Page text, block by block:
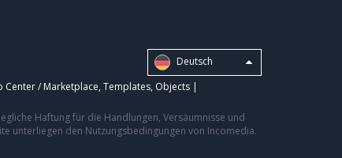
Deutsch
Center / Marketplace, Templates, Objects |
Haftung für die Handlungen, Versäumnisse und
unterliegen den Nutzungsbedingungen von Incomedia.